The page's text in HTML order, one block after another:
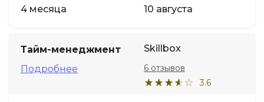
4 месяца 10 августа
Тайм-менеджмент
Подробнее
Skillbox
3.6
6 отзывов